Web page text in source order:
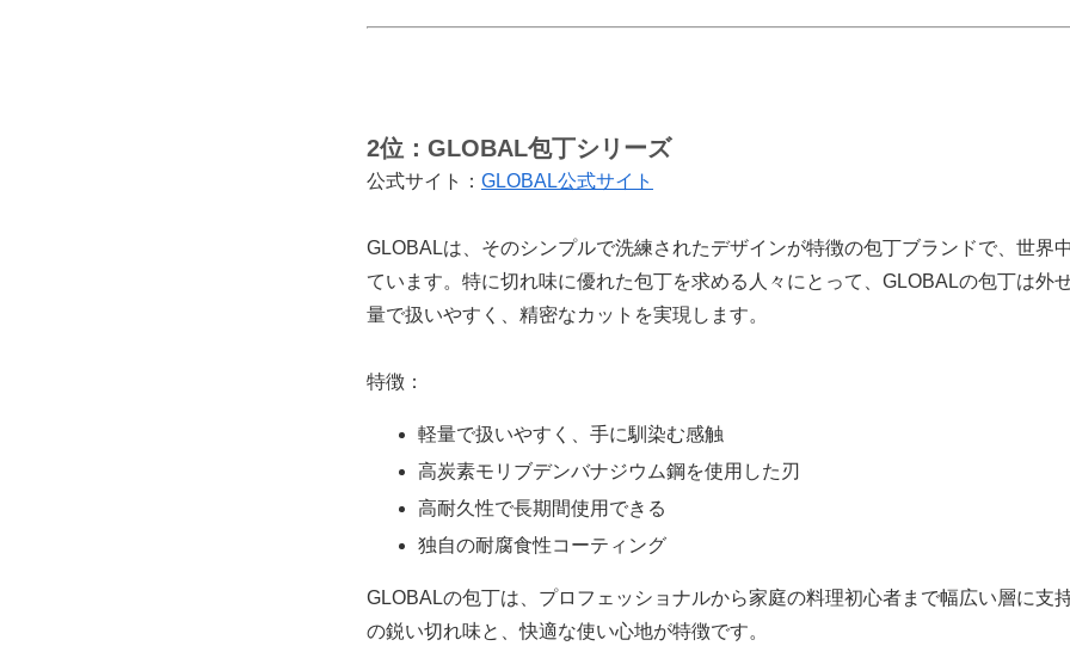
2位： GLOBAL包丁シリーズ
公式サイト： GLOBAL公式サイト
GLOBALは、そのシンプルで洗練されたデザインが特徴の包丁ブランドで、世界
ています。特に切れ味に優れた包丁を求める人々にとって、GLOBALの包丁は外
量で扱いやすく、精密なカットを実現します。
特徴：
軽量で扱いやすく、手に馴染む感触
高炭素モリブデンバナジウム鋼を使用した刃
高耐久性で長期間使用できる
独自の耐腐食性コーティング
GLOBALの包丁は、プロフェッショナルから家庭の料理初心者まで幅広い層に支
の鋭い切れ味と、快適な使い心地が特徴です。